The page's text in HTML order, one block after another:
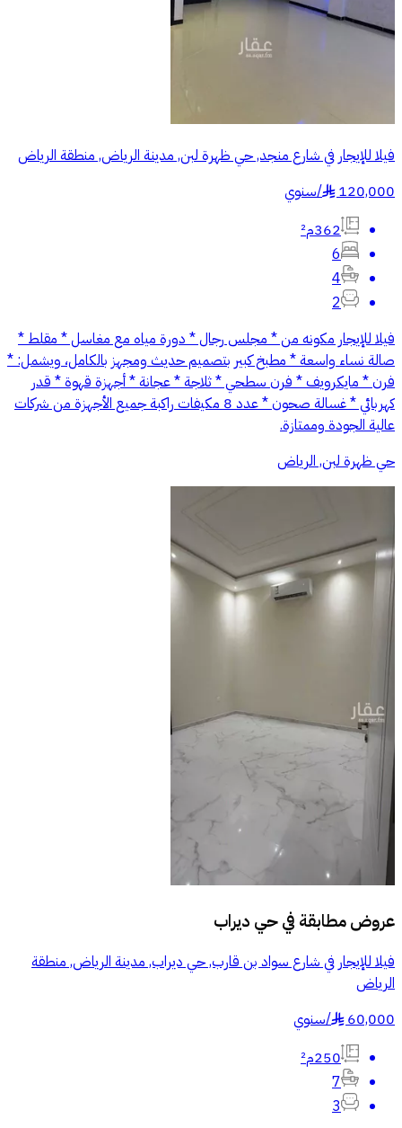
فيلا للإيجار في شارع منجد, حي ظهرة لبن, مدينة الرياض, منطقة الرياض
120,000
§
/سنوي
362م²
6
4
2
فيلا للإيجار مكونه من * مجلس رجال * دورة مياه مع مغاسل * مقلط *
صالة نساء واسعة * مطبخ كبير بتصميم حديث ومجهز بالكامل، ويشمل: *
فرن * مايكرويف * فرن سطحي * ثلاجة * عجانة * أجهزة قهوة * قدر
كهربائي * غسالة صحون * ⁠عدد 8 مكيفات راكبة جميع الأجهزة من شركات
عالية الجودة وممتازة.
حي ظهرة لبن, الرياض
عروض مطابقة فيحي ديراب
فيلا للإيجار في شارع سواد بن قارب, حي ديراب, مدينة الرياض, منطقة
الرياض
60,000
§
/سنوي
250م²
7
3